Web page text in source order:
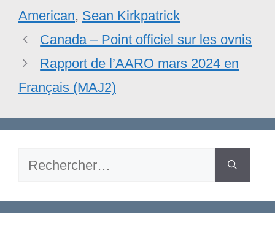
American, Sean Kirkpatrick
Canada – Point officiel sur les ovnis
Rapport de l’AARO mars 2024 en
Français (MAJ2)
Rechercher :